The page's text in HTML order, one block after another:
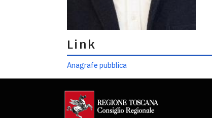
Link
Anagrafe pubblica